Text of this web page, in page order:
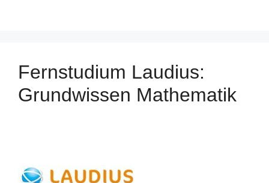
Fernstudium Laudius:
Grundwissen Mathematik